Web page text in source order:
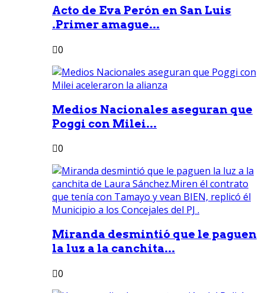
Acto de Eva Perón en San Luis
.Primer amague...
0
Medios Nacionales aseguran que
Poggi con Milei...
0
Miranda desmintió que le paguen
la luz a la canchita...
0